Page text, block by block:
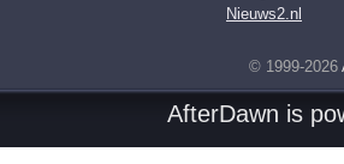
Nieuws2.nl
© 1999-2026
AfterDawn is